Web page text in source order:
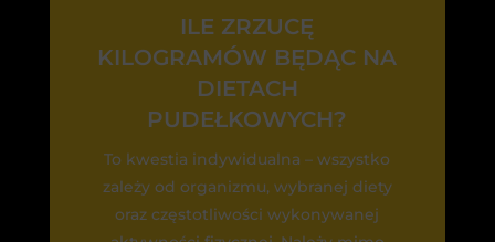
ILE ZRZUCĘ
KILOGRAMÓW BĘDĄC NA
DIETACH
PUDEŁKOWYCH?
To kwestia indywidualna – wszystko
zależy od organizmu, wybranej diety
oraz częstotliwości wykonywanej